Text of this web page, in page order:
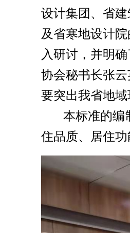
设计集团、省
及省寒地设计
入研讨，并明
协会秘书长张
要突出我省地
本标准的编
住品质、居住